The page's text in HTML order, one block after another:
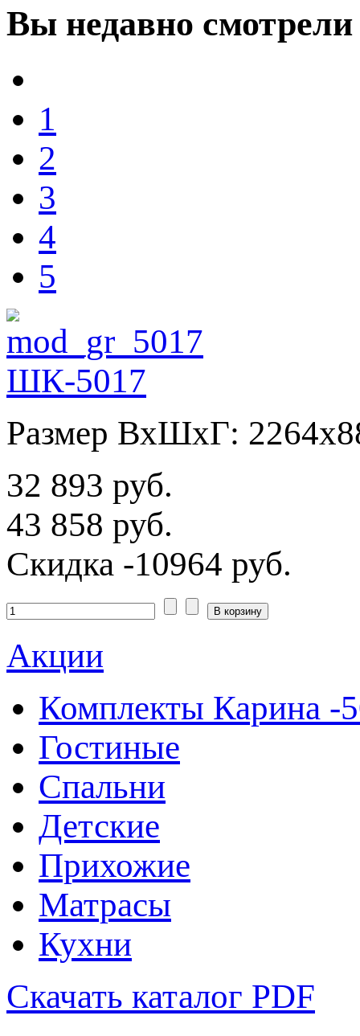
Вы недавно смотрели
1
2
3
4
5
ШК-5017
Размер ВхШхГ:
32 893 руб.
43 858 руб.
Скидка -10964 руб.
Акции
Комплекты Карина -
Гостиные
Спальни
Детские
Прихожие
Матрасы
Кухни
Скачать каталог PDF